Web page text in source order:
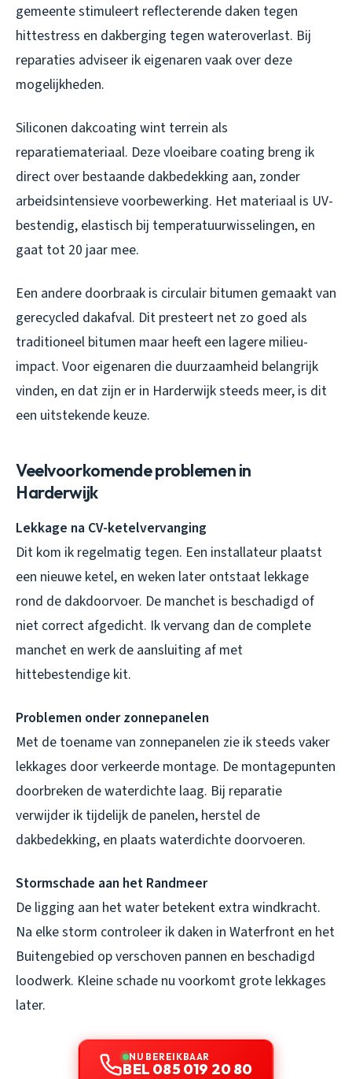
gemeente stimuleert reflecterende daken tegen
hittestress en dakberging tegen wateroverlast. Bij
reparaties adviseer ik eigenaren vaak over deze
mogelijkheden.
Siliconen dakcoating wint terrein als
reparatiemateriaal. Deze vloeibare coating breng ik
direct over bestaande dakbedekking aan, zonder
arbeidsintensieve voorbewerking. Het materiaal is UV-
bestendig, elastisch bij temperatuurwisselingen, en
gaat tot 20 jaar mee.
Een andere doorbraak is circulair bitumen gemaakt van
gerecycled dakafval. Dit presteert net zo goed als
traditioneel bitumen maar heeft een lagere milieu-
impact. Voor eigenaren die duurzaamheid belangrijk
vinden, en dat zijn er in Harderwijk steeds meer, is dit
een uitstekende keuze.
Veelvoorkomende problemen in
Harderwijk
Lekkage na CV-ketelvervanging
Dit kom ik regelmatig tegen. Een installateur plaatst
een nieuwe ketel, en weken later ontstaat lekkage
rond de dakdoorvoer. De manchet is beschadigd of
niet correct afgedicht. Ik vervang dan de complete
manchet en werk de aansluiting af met
hittebestendige kit.
Problemen onder zonnepanelen
Met de toename van zonnepanelen zie ik steeds vaker
lekkages door verkeerde montage. De montagepunten
doorbreken de waterdichte laag. Bij reparatie
verwijder ik tijdelijk de panelen, herstel de
dakbedekking, en plaats waterdichte doorvoeren.
Stormschade aan het Randmeer
De ligging aan het water betekent extra windkracht.
Na elke storm controleer ik daken in Waterfront en het
Buitengebied op verschoven pannen en beschadigd
loodwerk. Kleine schade nu voorkomt grote lekkages
later.
NU BEREIKBAAR
BEL 085 019 20 80